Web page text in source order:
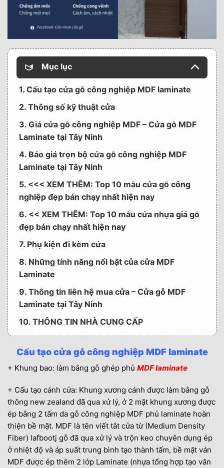
Mục lục
1. Cấu tạo cửa gỗ công nghiệp MDF laminate
2. Thông số kỹ thuật cửa
3. Giá cửa gỗ công nghiệp MDF – Cửa gỗ MDF
Laminate tại Tây Ninh
4. Báo giá trọn bộ cửa gỗ công nghiệp MDF
Laminate tại Tây Ninh
5. <<< XEM THÊM: Top 10 mẫu cửa gỗ công
nghiệp đẹp bán chạy nhất hiện nay
6. << XEM THÊM: Top 10 mẫu cửa nhựa giả gỗ
đẹp bán chạy nhất hiện nay
7. Phụ kiện đi kèm cửa
8. Những tính năng nổi bật của cửa MDF
Laminate
9. Thông tin liên hệ mua cửa – Cửa gỗ MDF
Laminate tại Tây Ninh
10. THÔNG TIN NHÀ CUNG CẤP
Cấu tạo cửa gỗ công nghiệp MDF laminate
+ Khung bao: làm bằng gỗ ghép phủ MDF laminate
+ Cấu tạo cánh cửa: Khung xương cánh được làm bằng gỗ
thông new zealand đã qua xử lý, ở 2 mặt khung xương được
ép bằng 2 tấm da gỗ công nghiệp MDF phủ laminate hoàn
thiện bề mặt. MDF là tên viết tắt cửa từ (Medium Density
Fiber) lafbootj gỗ đã qua xử lý và trộn keo chuyên dụng ép
ở nhiệt độ và áp suất trung bình tạo thành tấm, bề mặt ván
MDF được ép thêm 2 lớp Laminate (nhựa tổng hợp tạo vân